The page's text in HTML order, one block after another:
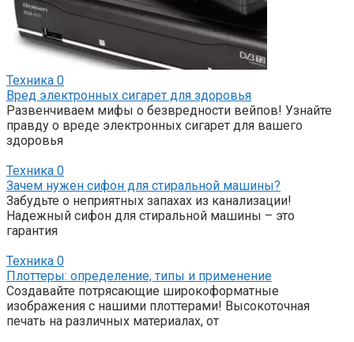
Техника 0
Вред электронных сигарет для здоровья
Развенчиваем мифы о безвредности вейпов! Узнайте
правду о вреде электронных сигарет для вашего
здоровья
Техника 0
Зачем нужен сифон для стиральной машины?
Забудьте о неприятных запахах из канализации!
Надежный сифон для стиральной машины – это
гарантия
Техника 0
Плоттеры: определение, типы и применение
Создавайте потрясающие широкоформатные
изображения с нашими плоттерами! Высокоточная
печать на различных материалах, от